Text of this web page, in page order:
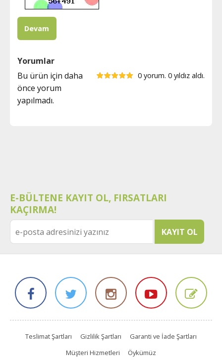
Yorumlar
0 yorum. 0 yıldız aldı.
Bu ürün için daha
önce yorum
yapılmadı.
E-BÜLTENE KAYIT OL, FIRSATLARI
KAÇIRMA!
Teslimat Şartları Gizlilik Şartları
Garanti ve İade Şartları
Müşteri Hizmetleri
Öykümüz